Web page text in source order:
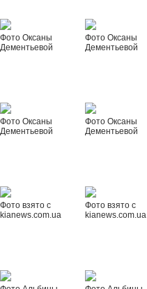
Фото Оксаны
Дементьевой
Фото Оксаны
Дементьевой
Фото Оксаны
Дементьевой
Фото Оксаны
Дементьевой
Фото взято с
kianews.com.ua
Фото взято с
kianews.com.ua